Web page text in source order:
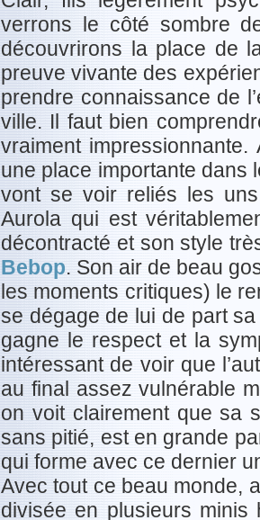
verrons le côté sombre
découvrirons la place de
preuve vivante des
prendre connaissance de
ville. Il faut bien
vraiment impressionnante.
une place importante dans
vont se voir reliés les
Aurola qui est
décontracté et son style
Bebop. Son air de beau
les moments critiques) le
se dégage de lui de part
gagne le respect et la
intéressant de voir que
au final assez vulnérable
on voit clairement que sa
sans pitié, est en grande
qui forme avec ce dernier
Avec tout ce beau monde,
divisée en plusieurs minis